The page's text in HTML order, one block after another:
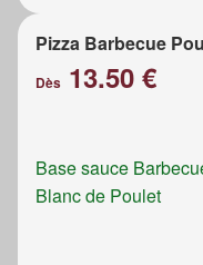
Pizza Barbecue
Dès 13.50 €
Base sauce
Blanc de Poulet